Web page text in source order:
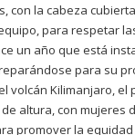
con la cabeza
para respetar
un año que está
para su
volcán Kilimanjaro, el
altura, con mujeres
promover la